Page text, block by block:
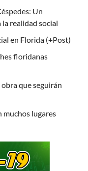
Un
realidad social
en Florida (+Post)
floridanas
que seguirán
muchos lugares